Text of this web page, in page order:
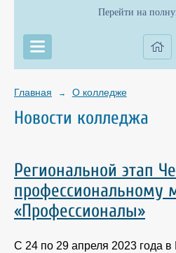
Перейти на
Главная → О колледже
Новости колледжа
Региональной этап
профессиональному
«Профессионалы»
С 24 по 29 апреля 2023 года в